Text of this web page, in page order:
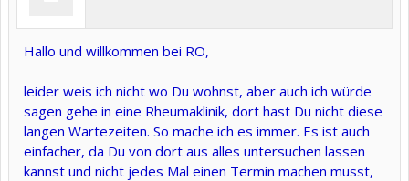
Hallo und willkommen bei RO,
leider weis ich nicht wo Du wohnst, aber auch ich würde
sagen gehe in eine Rheumaklinik, dort hast Du nicht diese
langen Wartezeiten. So mache ich es immer. Es ist auch
einfacher, da Du von dort aus alles untersuchen lassen
kannst und nicht jedes Mal einen Termin machen musst,